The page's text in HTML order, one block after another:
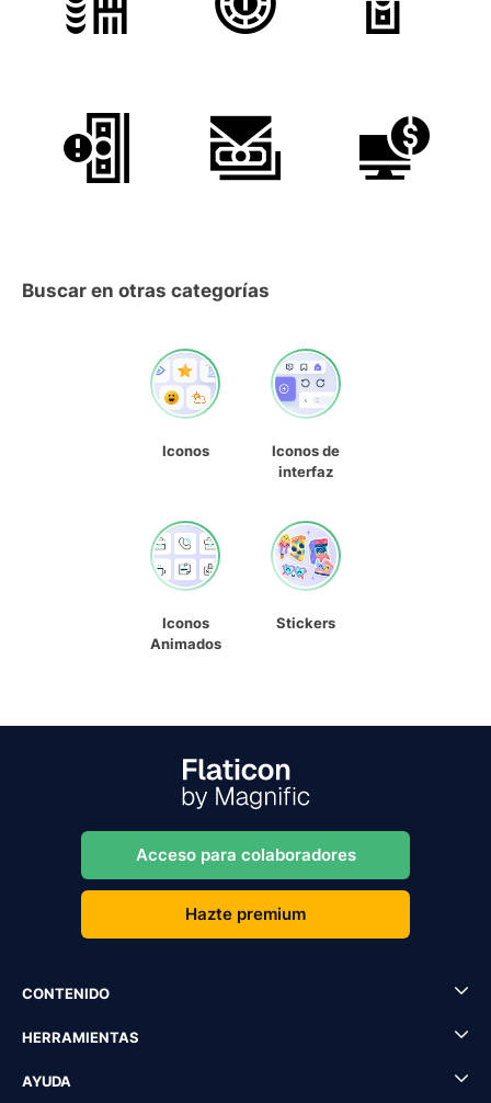
Buscar en otras categorías
Iconos
Iconos de
interfaz
Iconos
Animados
Stickers
Acceso para colaboradores
Hazte premium
CONTENIDO
HERRAMIENTAS
AYUDA